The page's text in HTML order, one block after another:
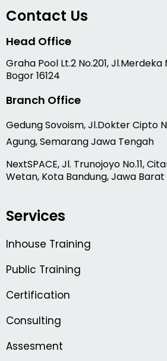
Contact Us
Head Office
Graha Pool Lt.2 No.201, Jl.Merdeka
Bogor 16124
Branch Office
Gedung Sovoism, Jl.Dokter Cipto
Agung, Semarang Jawa Tengah
NextSPACE, Jl. Trunojoyo No.11,
Wetan, Kota Bandung, Jawa Barat
Services
Inhouse Training
Public Training
Certification
Consulting
Assesment